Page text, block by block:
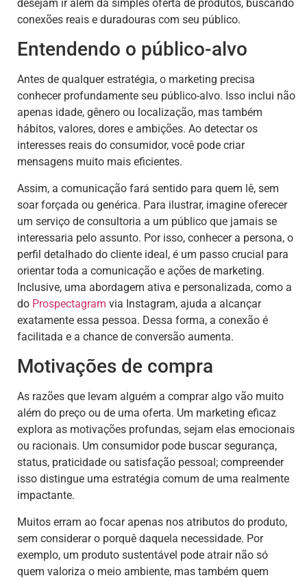
desejam ir além da simples oferta de produtos, buscando
conexões reais e duradouras com seu público.
Entendendo o público-alvo
Antes de qualquer estratégia, o marketing precisa
conhecer profundamente seu público-alvo. Isso inclui não
apenas idade, gênero ou localização, mas também
hábitos, valores, dores e ambições. Ao detectar os
interesses reais do consumidor, você pode criar
mensagens muito mais eficientes.
Assim, a comunicação fará sentido para quem lê, sem
soar forçada ou genérica. Para ilustrar, imagine oferecer
um serviço de consultoria a um público que jamais se
interessaria pelo assunto. Por isso, conhecer a persona, o
perfil detalhado do cliente ideal, é um passo crucial para
orientar toda a comunicação e ações de marketing.
Inclusive, uma abordagem ativa e personalizada, como a
do Prospectagram via Instagram, ajuda a alcançar
exatamente essa pessoa. Dessa forma, a conexão é
facilitada e a chance de conversão aumenta.
Motivações de compra
As razões que levam alguém a comprar algo vão muito
além do preço ou de uma oferta. Um marketing eficaz
explora as motivações profundas, sejam elas emocionais
ou racionais. Um consumidor pode buscar segurança,
status, praticidade ou satisfação pessoal; compreender
isso distingue uma estratégia comum de uma realmente
impactante.
Muitos erram ao focar apenas nos atributos do produto,
sem considerar o porquê daquela necessidade. Por
exemplo, um produto sustentável pode atrair não só
quem valoriza o meio ambiente, mas também quem